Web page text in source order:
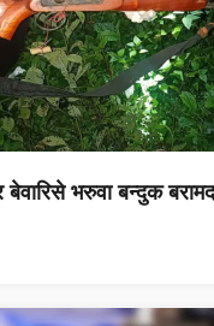
बेवारिसे भरुवा बन्दुक बरामद